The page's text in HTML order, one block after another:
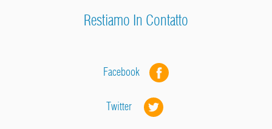
Restiamo In Contatto
Facebook
Twitter